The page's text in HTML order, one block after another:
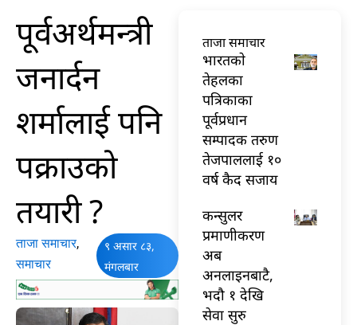
पूर्वअर्थमन्त्री
जनार्दन
शर्मालाई पनि
पक्राउको
तयारी ?
ताजा समाचार,
समाचार
९ असार ८३,
मंगलबार
ताजा समाचार
भारतकाे
तेहलका
पत्रिकाका
पूर्वप्रधान
सम्पादक तरुण
तेजपाललाई १०
वर्ष कैद सजाय
कन्सुलर
प्रमाणीकरण
अब
अनलाइनबाटै,
भदौ १ देखि
सेवा सुरु